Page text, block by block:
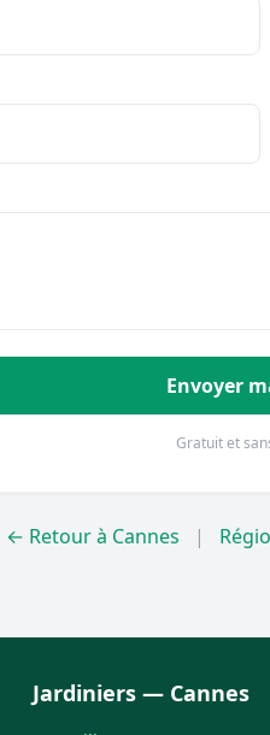
Envoyer
Gratuit et
← Retour à Cannes |
Jardiniers — Cannes